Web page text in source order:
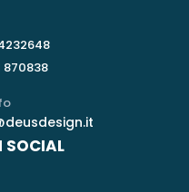
870838
SOCIAL